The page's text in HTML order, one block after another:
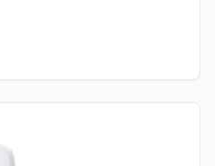
fleksibilnost,
omogućuje
čime automatski balansira
ili poslovnog objekta i
štiti glavni osigurač od
je s gotovo svim